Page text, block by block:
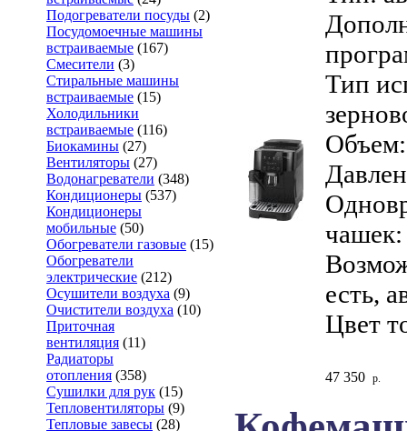
Подогреватели посуды (2)
Посудомоечные машины
встраиваемые (167)
Смесители (3)
Стиральные машины
встраиваемые (15)
Холодильники
встраиваемые (116)
Биокамины (27)
Вентиляторы (27)
Водонагреватели (348)
Кондиционеры (537)
Кондиционеры
мобильные (50)
Обогреватели газовые (15)
Обогреватели
электрические (212)
Осушители воздуха (9)
Очистители воздуха (10)
Приточная
вентиляция (11)
Радиаторы
отопления (358)
Сушилки для рук (15)
Тепловентиляторы (9)
Тепловые завесы (28)
Тип
чашек:
есть,
Цвет
47 350 р.